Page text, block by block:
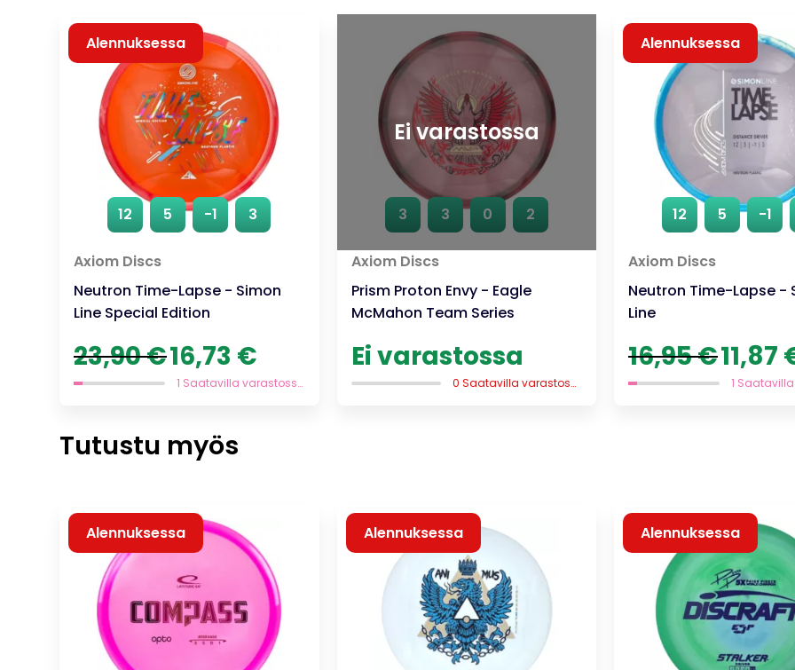
12 5 -1 3
Axiom Discs
Neutron Time-Lapse - Simon
Line Special Edition
Alennuksessa
23,90€ Alkuperäinen
hinta
oli:
16,73 €
on:
1 Saatavilla varastossa
Ei varastossa
3 3 0 2
Axiom Discs
Prism Proton Envy - Eagle
McMahon Team Series
Ei varastossa
0 Saatavilla varastossa
12 5 -1
Axiom Discs
Neutron Time-Lapse -
Line
Alennuksessa
16,95€ hinta
oli:
11,87
Tutustu myös
Alennuksessa Alennuksessa Alennuksessa